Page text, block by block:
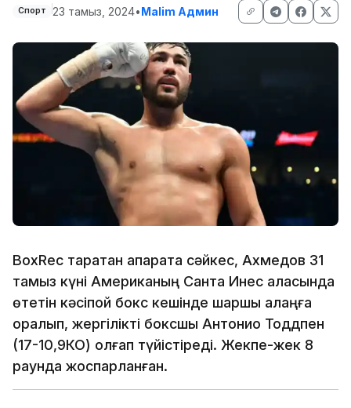
Спорт 23 тамыз, 2024•Malim Админ
BoxRec таратқан ақпаратқа сәйкес, Ахмедов 31
тамыз күні Американың Санта Инес қаласында
өтетін кәсіпқой бокс кешінде шаршы алаңға
оралып, жергілікті боксшы Антонио Тоддпен
(17-10,9КО) қолғап түйістіреді. Жекпе-жек 8
раундқа жоспарланған.